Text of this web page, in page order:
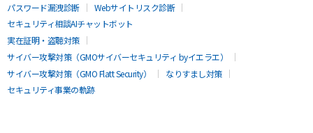
パスワード漏洩診断
Webサイトリスク診断
セキュリティ相談AIチャットボット
実在証明・盗聴対策
サイバー攻撃対策（GMOサイバーセキュリティ byイエラエ）
サイバー攻撃対策（GMO Flatt Security）
なりすまし対策
セキュリティ事業の軌跡